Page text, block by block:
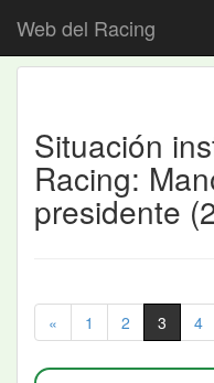
Web del Racing
Situación
Racing:
presidente
« 1 2 3 4